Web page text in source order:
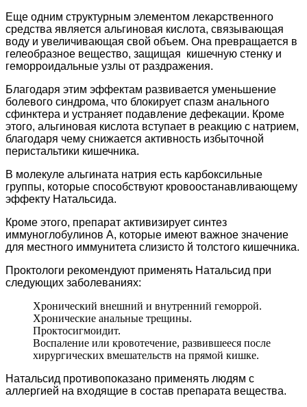
Еще одним структурным элементом лекарственного
средства является альгиновая кислота, связывающая
воду и увеличивающая свой объем. Она превращается в
гелеобразное вещество, защищая кишечную стенку и
геморроидальные узлы от раздражения.
Благодаря этим эффектам развивается уменьшение
болевого синдрома, что блокирует спазм анального
сфинктера и устраняет подавление дефекации. Кроме
этого, альгиновая кислота вступает в реакцию с натрием,
благодаря чему снижается активность избыточной
перистальтики кишечника.
В молекуле альгината натрия есть карбоксильные
группы, которые способствуют кровоостанавливающему
эффекту Натальсида.
Кроме этого, препарат активизирует синтез
иммуноглобулинов А, которые имеют важное значение
для местного иммунитета слизисто й толстого кишечника.
Проктологи рекомендуют применять Натальсид при
следующих заболеваниях:
Хронический внешний и внутренний геморрой.
Хронические анальные трещины.
Проктосигмоидит.
Воспаление или кровотечение, развившееся после
хирургических вмешательств на прямой кишке.
Натальсид противопоказано применять людям с
аллергией на входящие в состав препарата вещества.